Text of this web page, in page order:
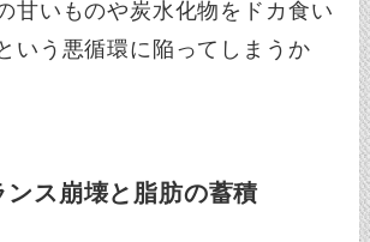
甘いものや炭水化物をドカ食い
いう悪循環に陥ってしまうか
ンス崩壊と脂肪の蓄積